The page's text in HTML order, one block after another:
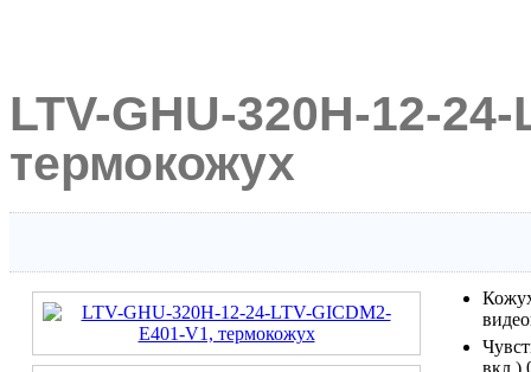
LTV-GHU-320H-12-
термокожух
вкл.)